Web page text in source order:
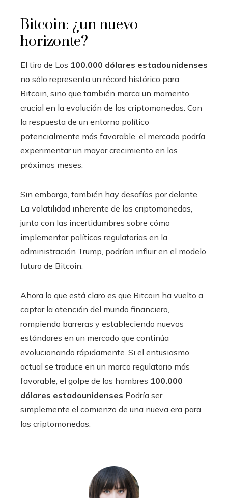
Bitcoin: ¿un nuevo
horizonte?
El tiro de Los 100.000 dólares estadounidenses
no sólo representa un récord histórico para
Bitcoin, sino que también marca un momento
crucial en la evolución de las criptomonedas. Con
la respuesta de un entorno político
potencialmente más favorable, el mercado podría
experimentar un mayor crecimiento en los
próximos meses.
Sin embargo, también hay desafíos por delante.
La volatilidad inherente de las criptomonedas,
junto con las incertidumbres sobre cómo
implementar políticas regulatorias en la
administración Trump, podrían influir en el modelo
futuro de Bitcoin.
Ahora lo que está claro es que Bitcoin ha vuelto a
captar la atención del mundo financiero,
rompiendo barreras y estableciendo nuevos
estándares en un mercado que continúa
evolucionando rápidamente. Si el entusiasmo
actual se traduce en un marco regulatorio más
favorable, el golpe de los hombres 100.000
dólares estadounidenses Podría ser
simplemente el comienzo de una nueva era para
las criptomonedas.